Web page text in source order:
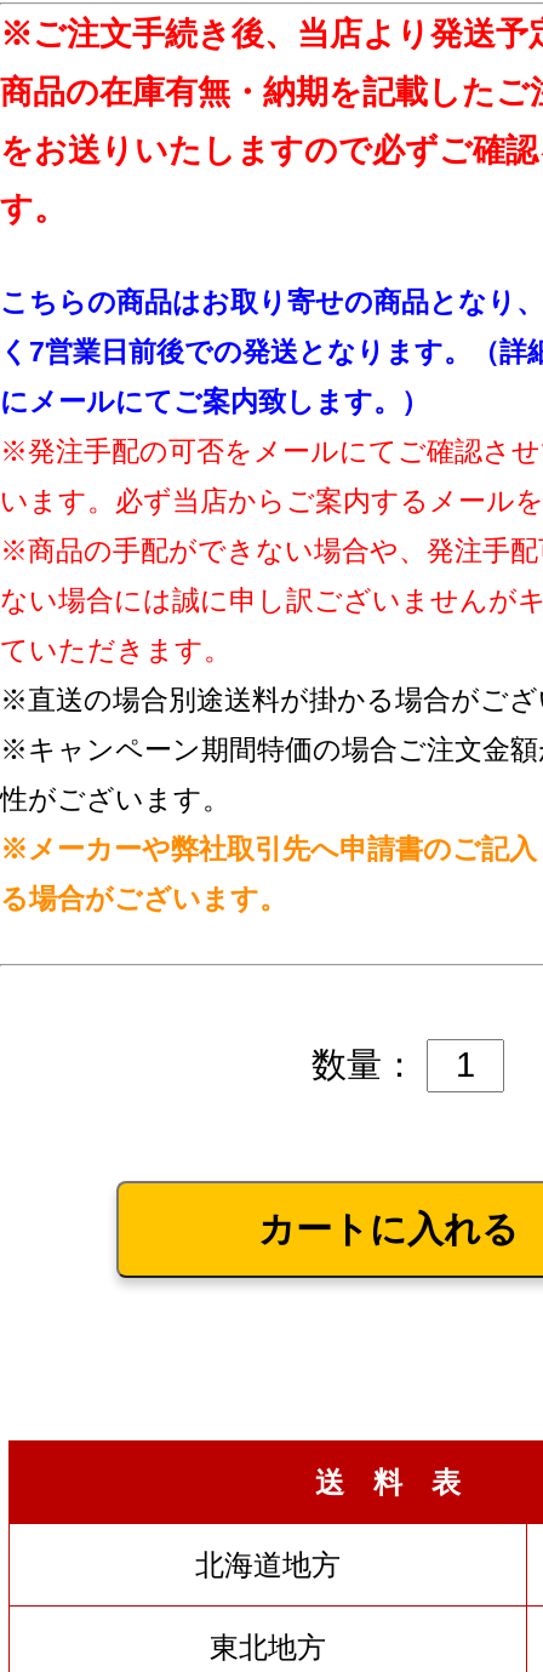
※ご注文手続き後、当店より発送予
商品の在庫有無・納期を記載したご
をお送りいたしますので必ずご確
す。
こちらの商品はお取り寄せの商品となり
く7営業日前後での発送となります。（詳
にメールにてご案内致します。）
※発注手配の可否をメールにてご確認さ
います。必ず当店からご案内するメール
※商品の手配ができない場合や、発注手
ない場合には誠に申し訳ございませんが
ていただきます。
※直送の場合別途送料が掛かる場合がご
※キャンペーン期間特価の場合ご注文金
性がございます。
※メーカーや弊社取引先へ申請書のご記
る場合がございます。
数量：
送 料 表
北海道地方
東北地方